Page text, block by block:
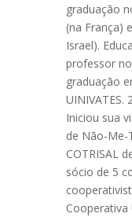
graduação
(na França)
Israel).
professor
graduação
UINIVATES.
Iniciou sua
de Não-Me-
COTRISAL
sócio de 5
Cooperativa